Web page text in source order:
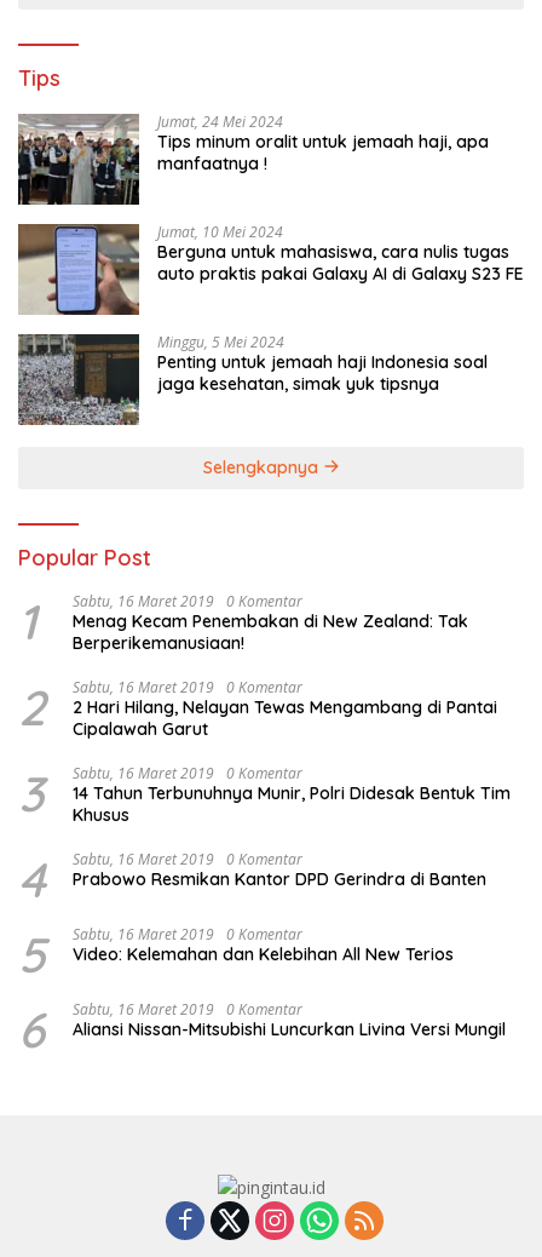
Tips
Jumat, 24 Mei 2024
Tips minum oralit untuk jemaah haji, apa
manfaatnya !
Jumat, 10 Mei 2024
Berguna untuk mahasiswa, cara nulis tugas
auto praktis pakai Galaxy AI di Galaxy S23 FE
Minggu, 5 Mei 2024
Penting untuk jemaah haji Indonesia soal
jaga kesehatan, simak yuk tipsnya
Selengkapnya
Popular Post
1 Sabtu, 16 Maret 2019 0 Komentar
Menag Kecam Penembakan di New Zealand: Tak
Berperikemanusiaan!
2 Sabtu, 16 Maret 2019 0 Komentar
2 Hari Hilang, Nelayan Tewas Mengambang di Pantai
Cipalawah Garut
3 Sabtu, 16 Maret 2019 0 Komentar
14 Tahun Terbunuhnya Munir, Polri Didesak Bentuk Tim
Khusus
4 Sabtu, 16 Maret 2019 0 Komentar
Prabowo Resmikan Kantor DPD Gerindra di Banten
5 Sabtu, 16 Maret 2019 0 Komentar
Video: Kelemahan dan Kelebihan All New Terios
6 Sabtu, 16 Maret 2019 0 Komentar
Aliansi Nissan-Mitsubishi Luncurkan Livina Versi Mungil